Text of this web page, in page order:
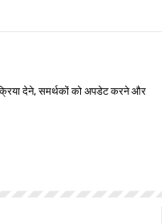
देने, समर्थकों को अपडेट करने और